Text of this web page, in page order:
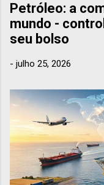
Petróleo: a
mundo -
seu bolso
- julho 25, 2026